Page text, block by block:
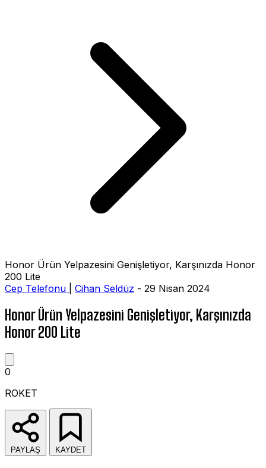
Honor Ürün Yelpazesini Genişletiyor, Karşınızda Honor
200 Lite
Cep Telefonu
Cihan Seldüz - 29 Nisan 2024
Honor Ürün Yelpazesini Genişletiyor, Karşınızda
Honor 200 Lite
0
ROKET
PAYLAŞ KAYDET